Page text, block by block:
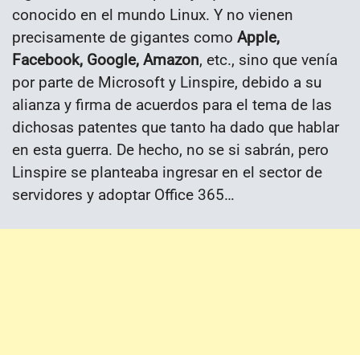
conocido en el mundo Linux. Y no vienen
precisamente de gigantes como Apple,
Facebook, Google, Amazon, etc., sino que venía
por parte de Microsoft y Linspire, debido a su
alianza y firma de acuerdos para el tema de las
dichosas patentes que tanto ha dado que hablar
en esta guerra. De hecho, no se si sabrán, pero
Linspire se planteaba ingresar en el sector de
servidores y adoptar Office 365…